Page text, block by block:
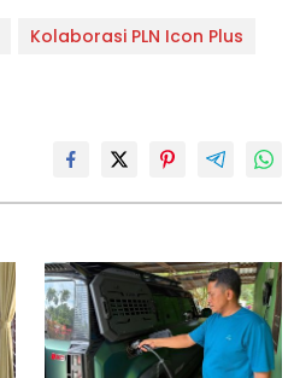
Kolaborasi PLN Icon Plus